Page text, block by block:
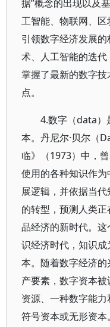
据”概念的出现以及
工智能、物联网、
引领数字经济发展
术、人工智能的迭
掌握了最新的数字
点。
4.数字（data）
本。丹尼尔·贝尔（
临》（1973）中，
使用的各种知识作
展逻辑，并依据当
的转型，预测人类
品经济的新时代。
识经济时代，知识
本。随着数字经济
产要素，数字资本
资源、一种数字能
符号资本或无形资